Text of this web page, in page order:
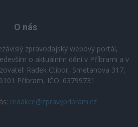
O nás
zpravodajský webový portál,
o aktuálním dění v Příbrami a v
Radek Ctibor, Smetanova 317,
Příbram, IČO: 63799731
redakce@zpravypribram.cz